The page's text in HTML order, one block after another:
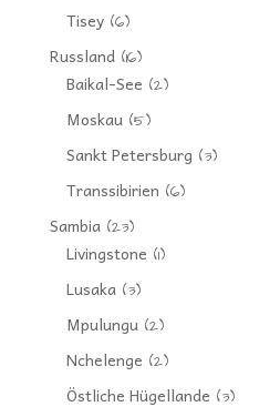
Tisey(6)
Russland(16)
Baikal-See (2)
Moskau(5)
Sankt Petersburg (3)
Transsibirien (6)
Sambia(23)
Livingstone (1)
Lusaka(3)
Mpulungu(2)
Nchelenge (2)
Östliche Hügellande (3)